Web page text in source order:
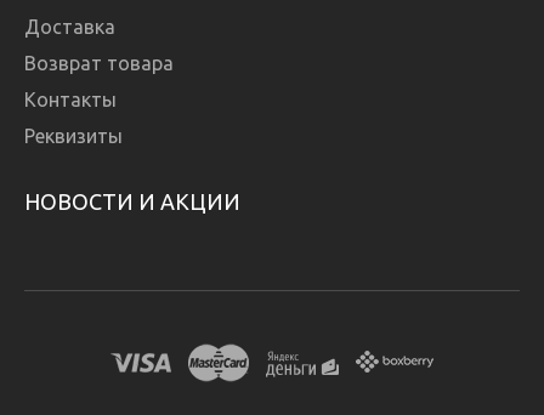
Доставка
Возврат товара
Контакты
Реквизиты
НОВОСТИ И АКЦИИ